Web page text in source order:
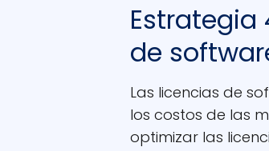
Estrategia
de
Las licencias de
los costos de las
optimizar las